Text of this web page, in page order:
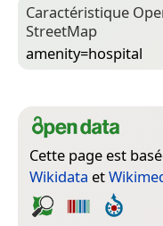
Caractéristique
Street­Map
amenity=­hospital
Cette page est
Wikidata et